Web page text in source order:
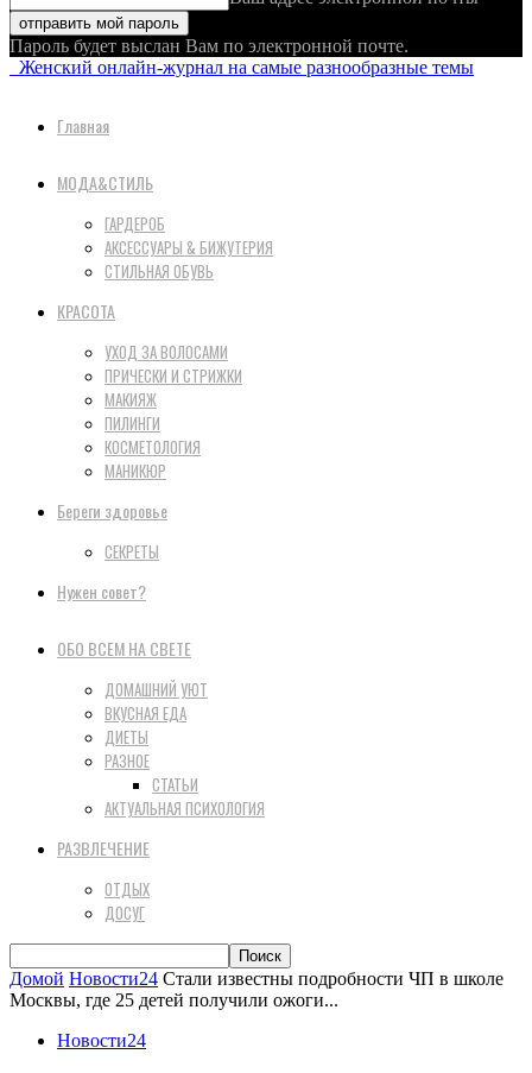
Пароль будет выслан Вам по электронной почте.
Женский онлайн-журнал на самые разнообразные темы
Главная
МОДА&СТИЛЬ
ГАРДЕРОБ
АКСЕССУАРЫ & БИЖУТЕРИЯ
СТИЛЬНАЯ ОБУВЬ
КРАСОТА
УХОД ЗА ВОЛОСАМИ
ПРИЧЕСКИ И СТРИЖКИ
МАКИЯЖ
ПИЛИНГИ
КОСМЕТОЛОГИЯ
МАНИКЮР
Береги здоровье
СЕКРЕТЫ
Нужен совет?
ОБО ВСЕМ НА СВЕТЕ
ДОМАШНИЙ УЮТ
ВКУСНАЯ ЕДА
ДИЕТЫ
РАЗНОЕ
СТАТЬИ
АКТУАЛЬНАЯ ПСИХОЛОГИЯ
РАЗВЛЕЧЕНИЕ
ОТДЫХ
ДОСУГ
Домой Новости24 Стали известны подробности ЧП в школе
Москвы, где 25 детей получили ожоги...
Новости24